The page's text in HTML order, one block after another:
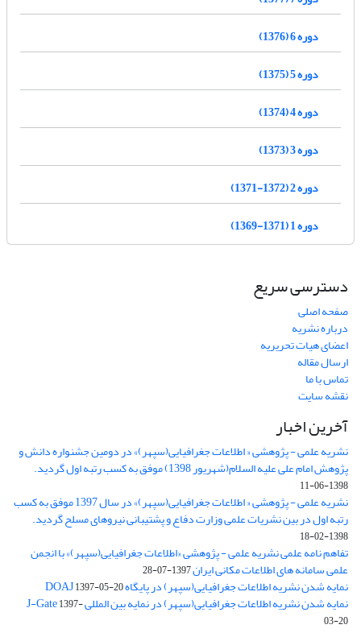
دوره 6 (1376)
دوره 5 (1375)
دوره 4 (1374)
دوره 3 (1373)
دوره 2 (1372-1371)
دوره 1 (1371-1369)
دسترسی سریع
صفحه اصلی
درباره نشریه
اعضای هیات تحریریه
ارسال مقاله
تماس با ما
نقشه سایت
آخرین اخبار
نشریه علمی - پژوهشی « اطلاعات جغرافیایی(سپهر)» در دومین جشنواره دانش و
پژوهش امام علی علیه السلام(شهریور 1398) موفق به کسب رتبه اول گردید.
1398-06-11
نشریه علمی - پژوهشی « اطلاعات جغرافیایی(سپهر)» در سال 1397 موفق به کسب
رتبه اول در بین نشریات علمی وزارت دفاع و پشتیبانی نیروهای مسلح گردید.
1398-02-18
تفاهم نامه علمی نشریه علمی - پژوهشی «اطلاعات جغرافیایی(سپهر)» با انجمن
علمی سامانه های اطلاعات مکانی ایران1397-07-28
نمایه شدن نشریه اطلاعات جغرافیایی(سپهر) در پایگاه DOAJ1397-05-20
نمایه شدن نشریه اطلاعات جغرافیایی(سپهر) در نمایه بین المللی J-Gate1397-
03-20